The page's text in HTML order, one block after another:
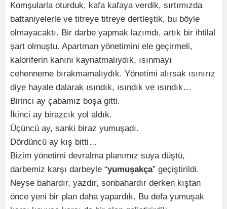
Komşularla oturduk, kafa kafaya verdik, sırtımızda
battaniyelerle ve titreye titreye dertleştik, bu böyle
olmayacaktı. Bir darbe yapmak lazımdı, artık bir ihtilal
şart olmuştu. Apartman yönetimini ele geçirmeli,
kaloriferin kanını kaynatmalıydık, ısınmayı
cehenneme bırakmamalıydık. Yönetimi alırsak ısınırız
diye hayale dalarak ısındık, ısındık ve ısındık…
Birinci ay çabamız boşa gitti.
İkinci ay birazcık yol aldık.
Üçüncü ay, sanki biraz yumuşadı.
Dördüncü ay kış bitti…
Bizim yönetimi devralma planımız suya düştü,
darbemiz karşı darbeyle “yumuşakça” geçiştirildi.
Neyse bahardır, yazdır, sonbahardır derken kıştan
önce yeni bir plan daha yapardık. Bu defa yumuşak